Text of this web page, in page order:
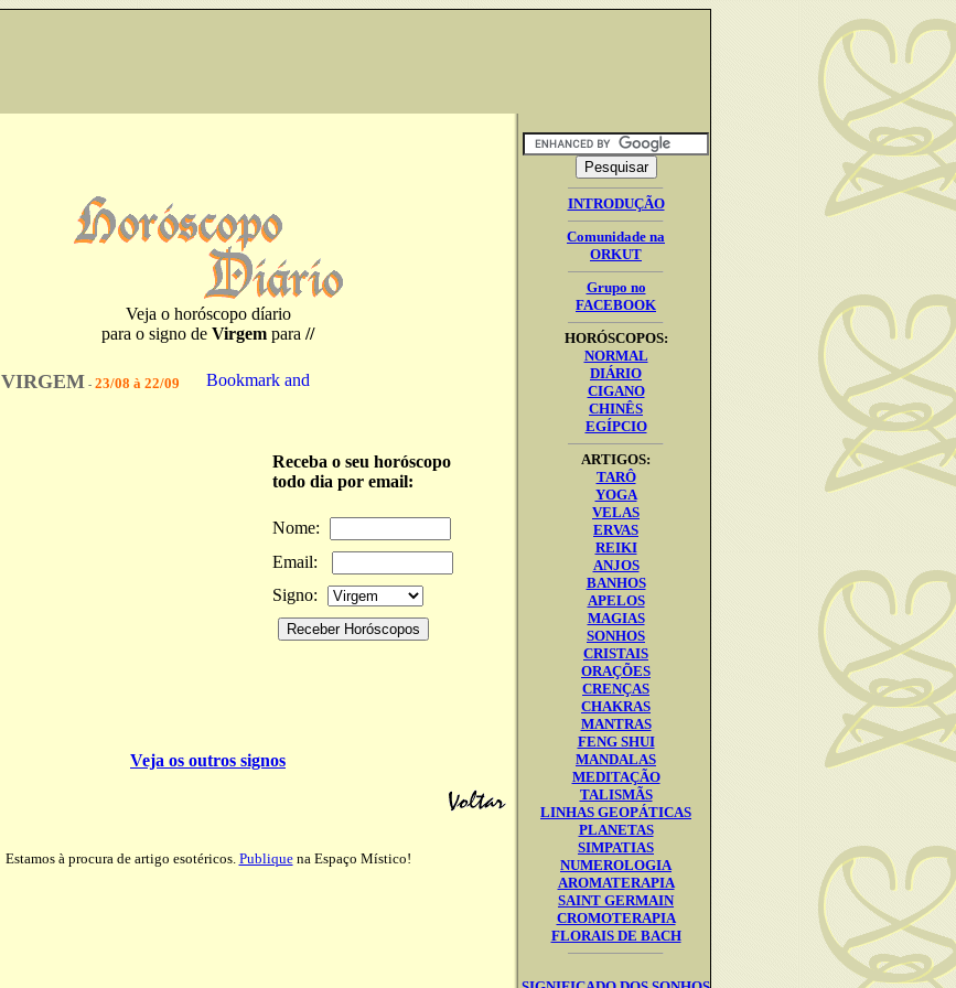
Veja o horóscopo díario
para o signo de Virgem para //
VIRGEM - 23/08 à 22/09
Receba o seu horóscopo
todo dia por email:
Nome:
Email:
Signo:
Veja os outros signos
Estamos à procura de artigo esotéricos. Publiquena Espaço Místico!
INTRODUÇÃO
Comunidade na
ORKUT
Grupo no
FACEBOOK
HORÓSCOPOS:
NORMAL
DIÁRIO
CIGANO
CHINÊS
EGÍPCIO
ARTIGOS:
TARÔ
YOGA
VELAS
ERVAS
REIKI
ANJOS
BANHOS
APELOS
MAGIAS
SONHOS
CRISTAIS
ORAÇÕES
CRENÇAS
CHAKRAS
MANTRAS
FENG SHUI
MANDALAS
MEDITAÇÃO
TALISMÃS
LINHAS GEOPÁTICAS
PLANETAS
SIMPATIAS
NUMEROLOGIA
AROMATERAPIA
SAINT GERMAIN
CROMOTERAPIA
FLORAIS DE BACH